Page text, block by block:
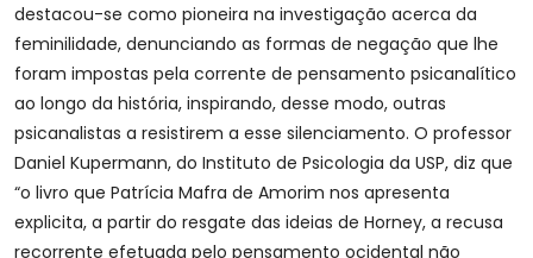
destacou-se como pioneira na investigação acerca da
feminilidade, denunciando as formas de negação que lhe
foram impostas pela corrente de pensamento psicanalítico
ao longo da história, inspirando, desse modo, outras
psicanalistas a resistirem a esse silenciamento. O professor
Daniel Kupermann, do Instituto de Psicologia da USP, diz que
“o livro que Patrícia Mafra de Amorim nos apresenta
explicita, a partir do resgate das ideias de Horney, a recusa
recorrente efetuada pelo pensamento ocidental não